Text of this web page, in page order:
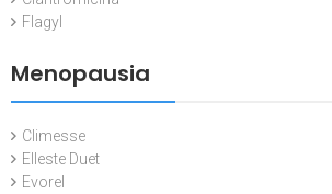
Flagyl
Menopausia
Climesse
Elleste Duet
Evorel